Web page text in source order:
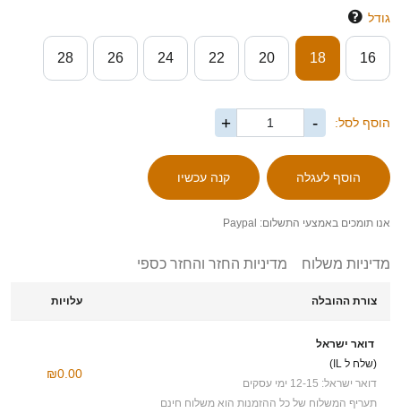
גודל
16
18
20
22
24
26
28
הוסף לסל: -
+
אנו תומכים באמצעי התשלום: Paypal
מדיניות משלוח מדיניות החזר והחזר כספי
צורת ההובלה עלויות
דואר ישראל
(שלח ל IL)
דואר ישראל: 12-15 ימי עסקים
תעריף המשלוח של כל ההזמנות הוא משלוח חינם
₪0.00